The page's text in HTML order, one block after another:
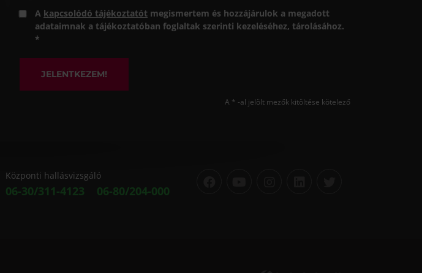
A kapcsolódó tájékoztatót megismertem és hozzájárulok a megadott
adataimnak a tájékoztatóban foglaltak szerinti kezeléséhez, tárolásához.
*
JELENTKEZEM!
A * -al jelölt mezők kitöltése kötelező
Központi hallásvizsgáló
06-30/311-4123 06-80/204-000